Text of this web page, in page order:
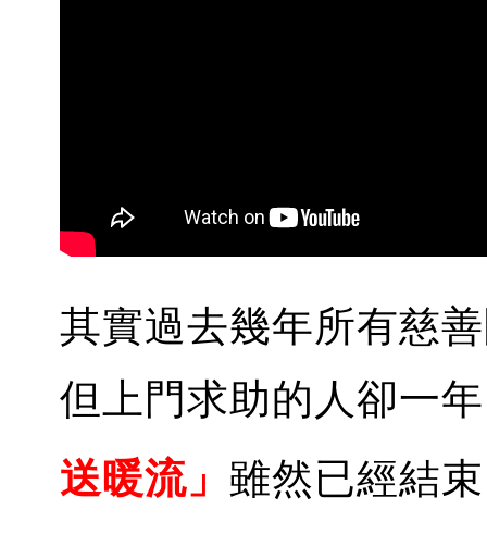
其實過去幾年所有慈
但上門求助的人卻一
送暖流」 雖然已經結